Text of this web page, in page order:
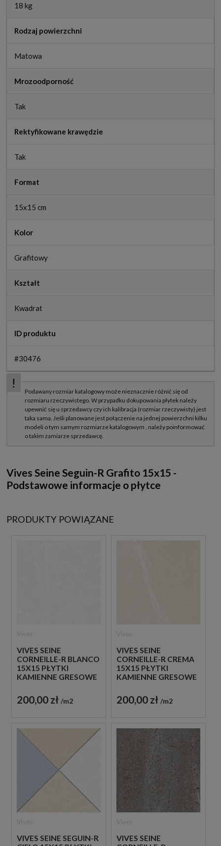
18 kg
Rodzaj powierzchni
Matowa
Mrozoodporność
Tak
Rektyfikowane krawędzie
Tak
Format
15x15 cm
Kolor
Grafitowy
Kształt
Kwadrat
ID produktu
#30476
Vives Seine Seguin-R Grafito 15x15 -
Podstawowe informacje o płytce
PRODUKTY POWIĄZANE
VIVES SEINE
CORNEILLE-R BLANCO
15X15 PŁYTKI
KAMIENNE GRESOWE
200,00 zł m2
VIVES SEINE
CORNEILLE-R CREMA
15X15 PŁYTKI
KAMIENNE GRESOWE
200,00 zł m2
VIVES SEINE SEGUIN-R
VIVES SEINE